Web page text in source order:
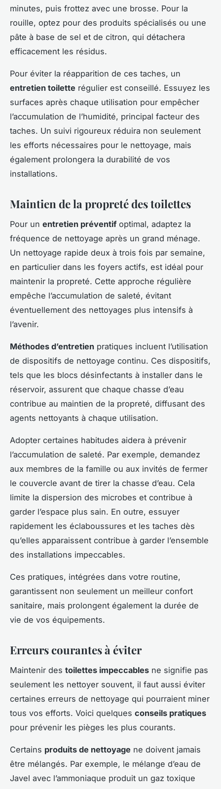
minutes, puis frottez avec une brosse. Pour la
rouille, optez pour des produits spécialisés ou une
pâte à base de sel et de citron, qui détachera
efficacement les résidus.
Pour éviter la réapparition de ces taches, un
entretien toilette régulier est conseillé. Essuyez les
surfaces après chaque utilisation pour empêcher
l’accumulation de l’humidité, principal facteur des
taches. Un suivi rigoureux réduira non seulement
les efforts nécessaires pour le nettoyage, mais
également prolongera la durabilité de vos
installations.
Maintien de la propreté des toilettes
Pour un entretien préventifoptimal, adaptez la
fréquence de nettoyage après un grand ménage.
Un nettoyage rapide deux à trois fois par semaine,
en particulier dans les foyers actifs, est idéal pour
maintenir la propreté. Cette approche régulière
empêche l’accumulation de saleté, évitant
éventuellement des nettoyages plus intensifs à
l’avenir.
Méthodes d’entretien pratiques incluent l’utilisation
de dispositifs de nettoyage continu. Ces dispositifs,
tels que les blocs désinfectants à installer dans le
réservoir, assurent que chaque chasse d’eau
contribue au maintien de la propreté, diffusant des
agents nettoyants à chaque utilisation.
Adopter certaines habitudes aidera à prévenir
l’accumulation de saleté. Par exemple, demandez
aux membres de la famille ou aux invités de fermer
le couvercle avant de tirer la chasse d’eau. Cela
limite la dispersion des microbes et contribue à
garder l’espace plus sain. En outre, essuyer
rapidement les éclaboussures et les taches dès
qu’elles apparaissent contribue à garder l’ensemble
des installations impeccables.
Ces pratiques, intégrées dans votre routine,
garantissent non seulement un meilleur confort
sanitaire, mais prolongent également la durée de
vie de vos équipements.
Erreurs courantes à éviter
Maintenir des toilettes impeccables ne signifie pas
seulement les nettoyer souvent, il faut aussi éviter
certaines erreurs de nettoyage qui pourraient miner
tous vos efforts. Voici quelques conseils pratiques
pour prévenir les pièges les plus courants.
Certains produits de nettoyage ne doivent jamais
être mélangés. Par exemple, le mélange d’eau de
Javel avec l’ammoniaque produit un gaz toxique